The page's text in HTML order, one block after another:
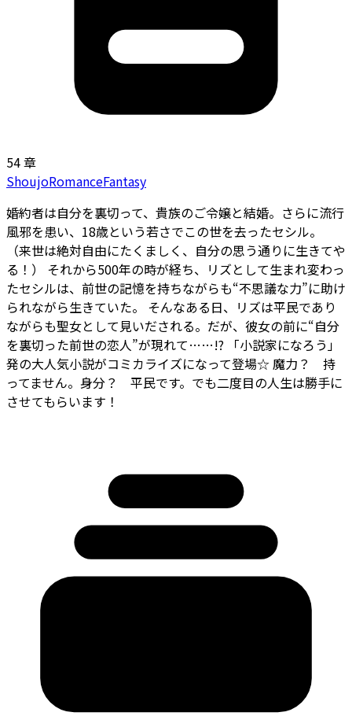
54 章
ShoujoRomanceFantasy
婚約者は自分を裏切って、貴族のご令嬢と結婚。さらに流行
風邪を患い、18歳という若さでこの世を去ったセシル。
（来世は絶対自由にたくましく、自分の思う通りに生きてや
る――！） それから500年の時が経ち、リズとして生まれ変わっ
たセシルは、前世の記憶を持ちながらも“不思議な力”に助け
られながら生きていた。 そんなある日、リズは平民であり
ながらも聖女として見いだされる。だが、彼女の前に“自分
を裏切った前世の恋人”が現れて……!? 「小説家になろう」
発の大人気小説がコミカライズになって登場☆ 魔力？ 持
ってません。身分？ 平民です。でも二度目の人生は勝手に
させてもらいます！